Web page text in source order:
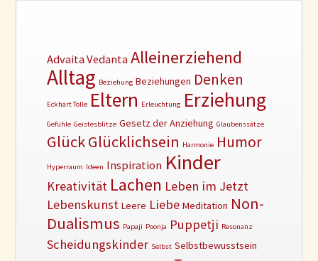
Advaita Vedanta Alleinerziehend
Alltag Beziehung Beziehungen Denken
Eckhart Tolle Eltern Erleuchtung Erziehung
Gefühle Geistesblitze Gesetz der Anziehung Glaubenssätze
GlückGlücklichsein Harmonie Humor
Hyperraum Ideen Inspiration Kinder
Kreativität Lachen Leben im Jetzt
Lebenskunst Leere Liebe Meditation Non-
Dualismus Papaji Poonja Puppetji Resonanz
Scheidungskinder Selbst Selbstbewusstsein